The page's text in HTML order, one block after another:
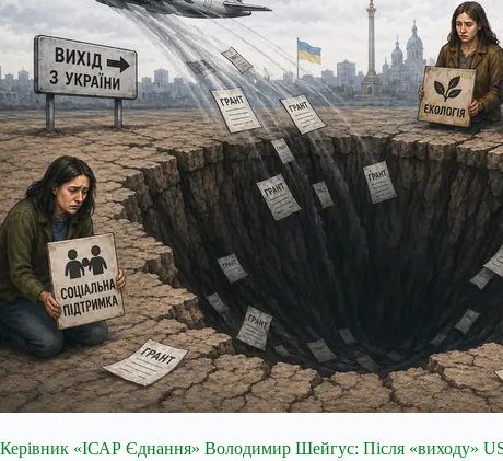
Керівник «ІСАР Єднання» Володимир Шейгус: Після «виходу»